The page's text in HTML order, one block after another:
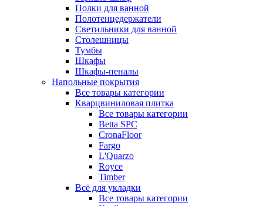
Полки для ванной
Полотенцедержатели
Светильники для ванной
Столешницы
Тумбы
Шкафы
Шкафы-пеналы
Напольные покрытия
Все товары категории
Кварцвиниловая плитка
Все товары категории
Betta SPC
CronaFloor
Fargo
L'Quarzo
Royce
Timber
Всё для укладки
Все товары категории